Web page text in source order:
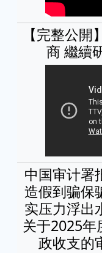
【完整公
商 繼續
中国审计署
造假到骗保
实压力浮出
关于2025年
政收支的